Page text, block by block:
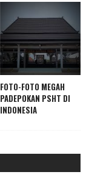
FOTO-FOTO MEGAH
PADEPOKAN PSHT DI
INDONESIA